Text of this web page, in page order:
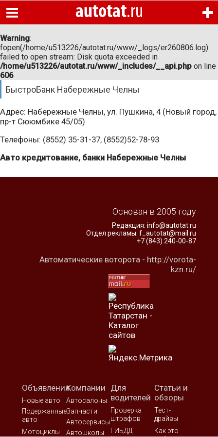
Главная
Новые авто
Подержанные авто
Новости и статьи
Автосервисы
Запчасти
Узнать свои штрафы
autotat.ru
Warning:
fopen(/home/u513226/autotat.ru/www/_logs/er260806.log):
failed to open stream: Disk quota exceeded in
/home/u513226/autotat.ru/www/_includes/__api.php on line
606
БыстроБанк Набережные Челны
Адрес: Набережные Челны, ул. Пушкина, 4 (Новый город,
пр-т Сююмбике 45/05)
Телефоны: (8552) 35-31-37, (8552)52-78-93
Авто кредитование, банки Набережные Челны
Основан в 2005 году
Редакция: info@autotat.ru
Отдел рекламы: f_autotat@mail.ru
+7 (843) 240-00-87
Автоматические воторота - http://vorota-
kzn.ru/
Объявления
Новые авто
Подержанные
авто
Мотоциклы
Компании
Автосалоны
Запчасти
Автосервисы
Автошколы
Для
водителей
Проверка
штрафов
ГИБДД
Статьи и
обзоры
Тест-
драйвы
Как это
Warning
fopen(/home/u513226/autotat.ru/www/_logs/er260806.log):
failed to open stream: Disk quota exceeded in
/home/u513226/autotat.ru/www/_includes/__api.phpon line
606